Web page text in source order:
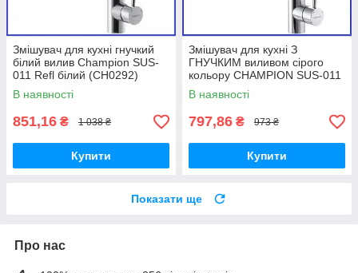
Змішувач для кухні гнучкий
білий вилив Champion SUS-
011 Refl білий (CH0292)
нержавіюча сталь
В наявності
851,16 ₴ 1 038 ₴
Купити
Змішувач для кухні З
ГНУЧКИМ виливом сірого
кольору CHAMPION SUS-011
REFL GREY Chrome
(CH0294) нержавіюча сталь
В наявності
797,86 ₴ 973 ₴
Купити
Показати ще
Про нас